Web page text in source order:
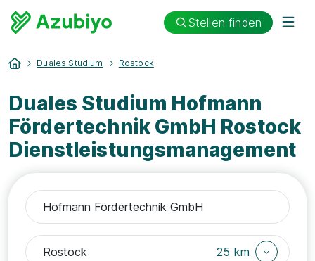
Stellen finden
Duales Studium Rostock
Duales Studium Hofmann
Fördertechnik GmbH Rostock
Dienstleistungsmanagement
25 km